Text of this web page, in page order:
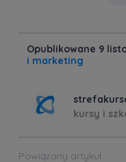
Opublikowane 9
i marketing
kursy i
Powiązany artykuł